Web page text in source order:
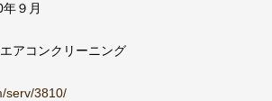
９月
アコンクリーニング
serv/3810/